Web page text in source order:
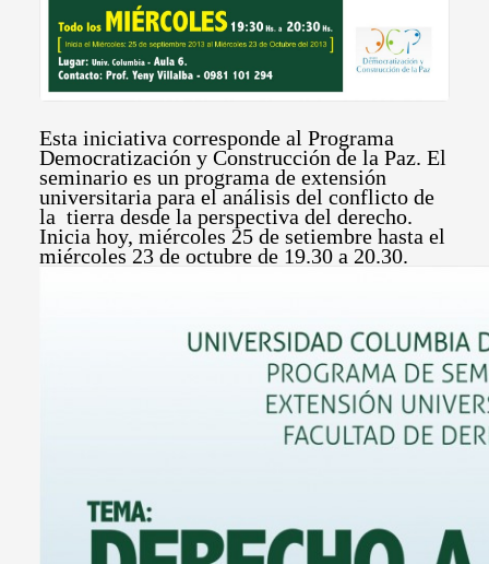
Esta iniciativa corresponde al Programa
Democratización y Construcción de la Paz. El
seminario es un programa de extensión
universitaria para el análisis del conflicto de
la tierra desde la perspectiva del derecho.
Inicia hoy, miércoles 25 de setiembre hasta el
miércoles 23 de octubre de 19.30 a 20.30.